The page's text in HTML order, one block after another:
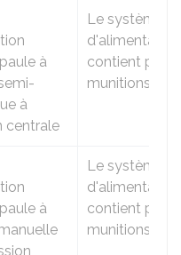
à
à
centrale
Le système
d'alimentation
contient plus
munitions.
à
Le système
d'alimentation
contient plus
munitions.